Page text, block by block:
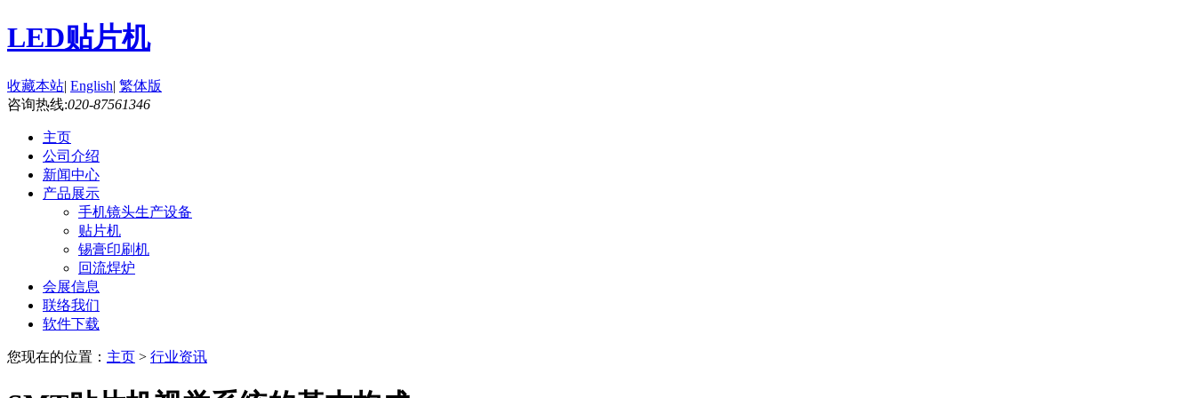
LED贴片机
收藏本站| English| 繁体版
咨询热线:020-87561346
主页
公司介绍
新闻中心
产品展示
手机镜头生产设备
贴片机
锡膏印刷机
回流焊炉
会展信息
联络我们
软件下载
您现在的位置： 主页 > 行业资讯